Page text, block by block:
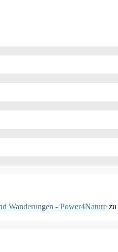
Wanderungen - Power4Nature zu